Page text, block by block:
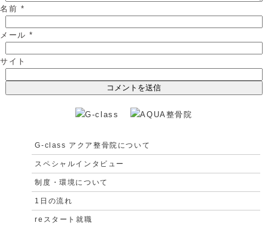
名前 *
メール*
サイト
G-class アクア整骨院について
スペシャルインタビュー
制度・環境について
1日の流れ
reスタート就職